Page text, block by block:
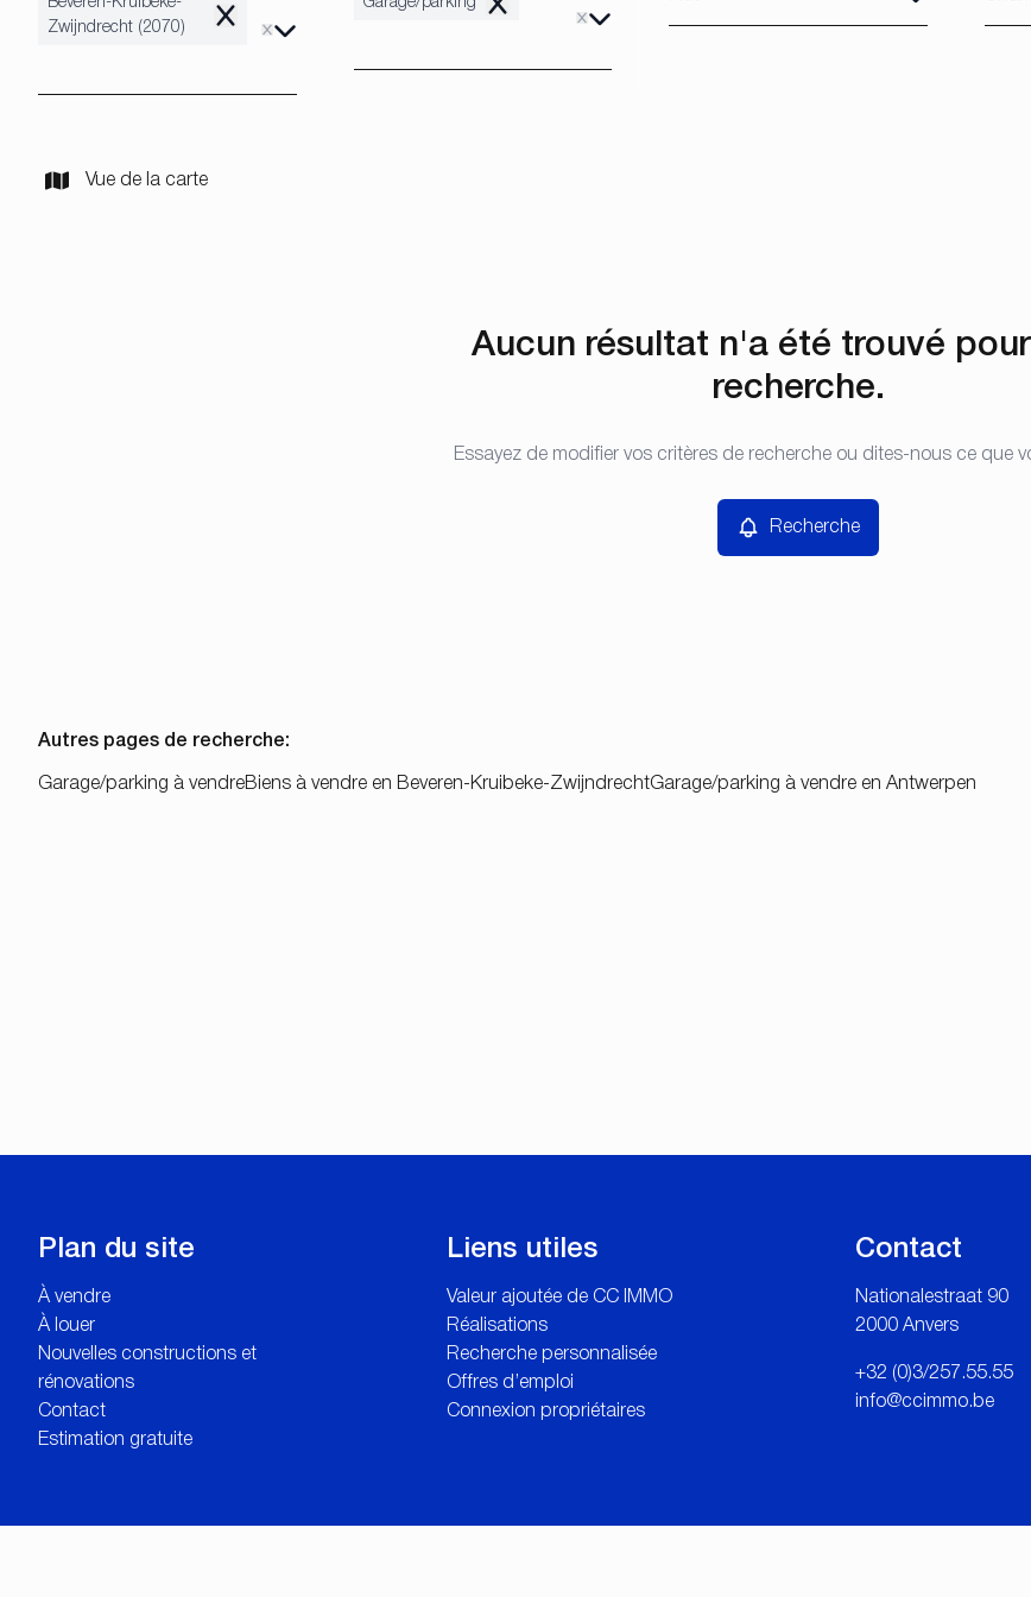
Zwijndrecht (2070)
Remove
Remove
Vue de la carte
Aucun résultat n'a été trouvé
recherche.
Essayez de modifier vos critères de recherche ou dites-nous ce que
Recherche
Autres pages de recherche:
Garage/parking à vendreBiens à vendre en Beveren-Kruibeke-ZwijndrechtGarage/parking à vendre en Antwerpen
Plan du site
À vendre
À louer
Nouvelles constructions et
rénovations
Contact
Estimation gratuite
Liens utiles
Valeur ajoutée de CC IMMO
Réalisations
Recherche personnalisée
Offres d’emploi
Connexion propriétaires
Contact
Nationalestraat 90
2000 Anvers
+32 (0)3/257.55.55
info@ccimmo.be